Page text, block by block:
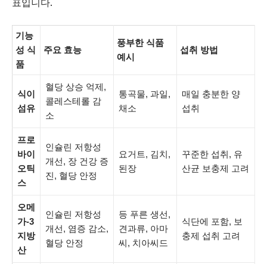
기능
성 식
품
주요 효능
풍부한 식품
예시
섭취 방법
식이
섬유
혈당 상승 억제,
콜레스테롤 감
소
통곡물, 과일,
채소
매일 충분한 양
섭취
프로
바이
오틱
스
인슐린 저항성
개선, 장 건강 증
진, 혈당 안정
요거트, 김치,
된장
꾸준한 섭취, 유
산균 보충제 고려
오메
가-3
지방
산
인슐린 저항성
개선, 염증 감소,
혈당 안정
등 푸른 생선,
견과류, 아마
씨, 치아씨드
식단에 포함, 보
충제 섭취 고려